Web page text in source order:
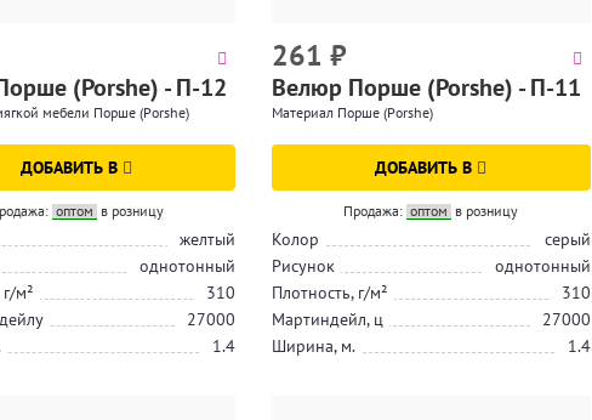
(Porshe) - П-12
мебели Порше (Porshe)
ДОБАВИТЬ В
оптом в розницу
желтый
однотонный
м²
310
27000
1.4
261 ₽
Велюр Порше (Porshe) - П-11
Материал Порше (Porshe)
ДОБАВИТЬ В
Продажа: оптом в розницу
Колор
серый
Рисунок
однотонный
Плотность, г/м²
310
Мартиндейл, ц
27000
Ширина, м.
1.4